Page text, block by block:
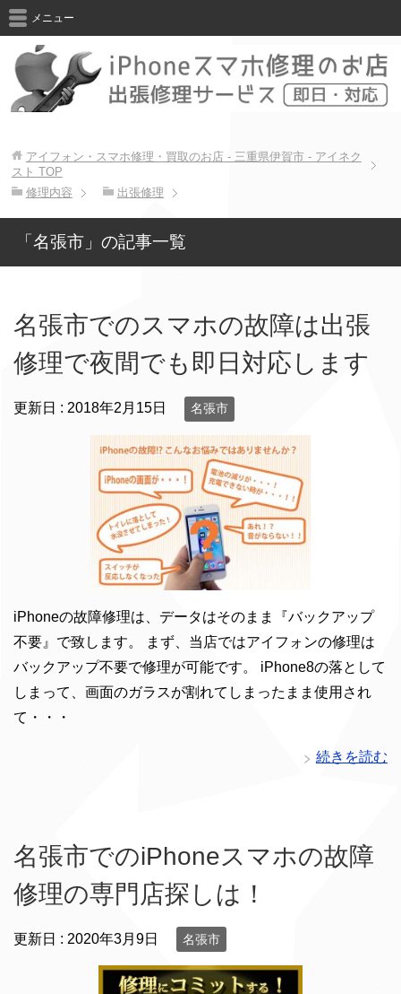
メニュー
アイフォン・スマホ修理・買取のお店 - 三重県伊賀市 - アイネク
スト TOP
修理内容
出張修理
「名張市」の記事一覧
名張市でのスマホの故障は出張
修理で夜間でも即日対応します
更新日 : 2018年2月15日 名張市
iPhoneの故障修理は、データはそのまま『バックアップ
不要』で致します。 まず、当店ではアイフォンの修理は
バックアップ不要で修理が可能です。 iPhone8の落として
しまって、画面のガラスが割れてしまったまま使用され
て・・・
続きを読む
名張市でのiPhoneスマホの故障
修理の専門店探しは！
更新日 : 2020年3月9日 名張市